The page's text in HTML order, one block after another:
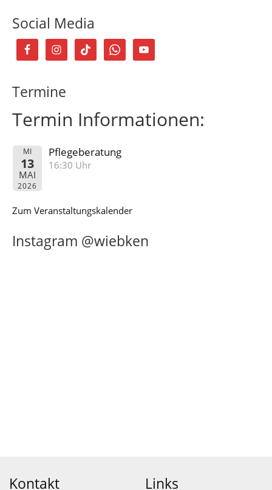
Social Media
Termine
Termin Informationen:
MI
13
MAI
2026
Pflegeberatung
16:30 Uhr
Zum Veranstaltungskalender
Instagram @wiebken
Kontakt Links